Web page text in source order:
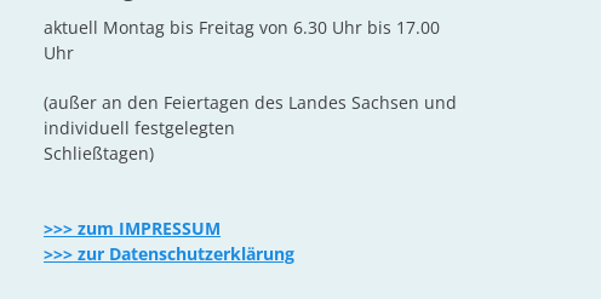
aktuell Montag bis Freitag von 6.30 Uhr bis 17.00
Uhr
(außer an den Feiertagen des Landes Sachsen und
individuell festgelegten
Schließtagen)
>>> zum IMPRESSUM
>>> zur Datenschutzerklärung